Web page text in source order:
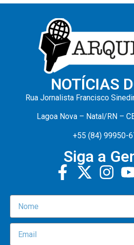
NOTÍCIAS
Rua Jornalista Francisco
Lagoa Nova – Natal/RN –
+55 (84) 99950-
Siga a